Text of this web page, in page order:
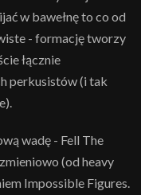
w bawełnę to co od
- formację tworzy
łącznie
perkusistów (i tak
wadę - Fell The
(od heavy
Impossible Figures.